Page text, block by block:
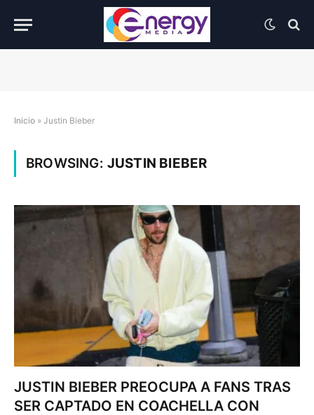
Inicio » Justin Bieber
BROWSING: JUSTIN BIEBER
JUSTIN BIEBER PREOCUPA A FANS TRAS
SER CAPTADO EN COACHELLA CON